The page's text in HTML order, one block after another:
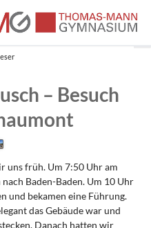
– Besuch
uns früh. Um 7:50 Uhr am
Baden-Baden. Um 10 Uhr
und bekamen eine Führung.
das Gebäude war und
Danach hatten wir